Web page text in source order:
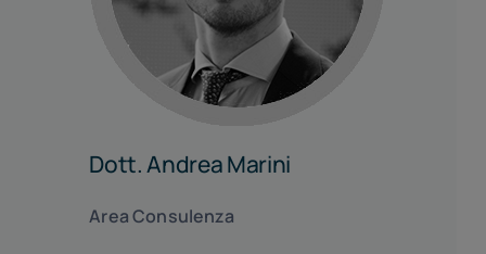
Dott. Andrea Marini
Area Consulenza